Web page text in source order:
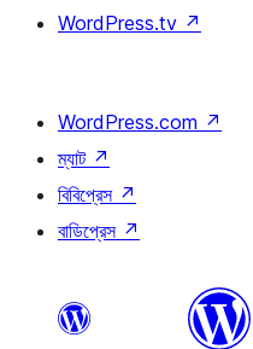
WordPress.tv ↗
WordPress.com ↗
ম্যাট ↗
বিবিপ্রেস ↗
বাডিপ্রেস ↗